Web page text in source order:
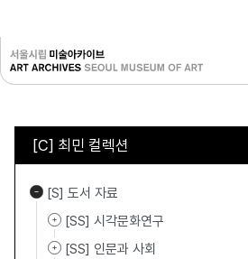
[C] 최민 컬렉션
[S] 도서 자료
[SS] 시각문화연구
[SS] 인문과 사회